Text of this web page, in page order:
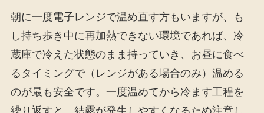
朝に一度電子レンジで温め直す方もいますが、も
し持ち歩き中に再加熱できない環境であれば、冷
蔵庫で冷えた状態のまま持っていき、お昼に食べ
るタイミングで（レンジがある場合のみ）温める
のが最も安全です。一度温めてから冷ます工程を